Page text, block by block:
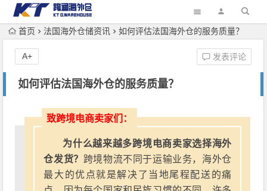
首页 法国海外仓储资讯 如何评估法国海外仓的服务质量？
如何评估法国海外仓的服务质量？
发表评论
A+
致跨境电商卖家们：
为什么越来越多跨境电商卖家选择海外
仓发货？ 跨境物流不同于运输业务，海外仓
最大的优点就是解决了当地尾程配送的痛